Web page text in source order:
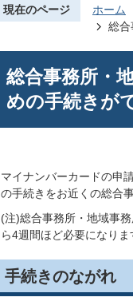
現在のページ ホーム
総合
総合事務所・
めの手続きが
マイナンバーカードの申
の手続きをお近くの総合
(注)総合事務所・地域事
ら4週間ほど必要になりま
手続きのながれ